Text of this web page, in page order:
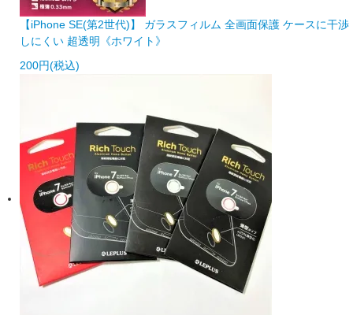
【iPhone SE(第2世代)】 ガラスフィルム 全画面保護 ケースに干渉
しにくい 超透明《ホワイト》
200円(税込)